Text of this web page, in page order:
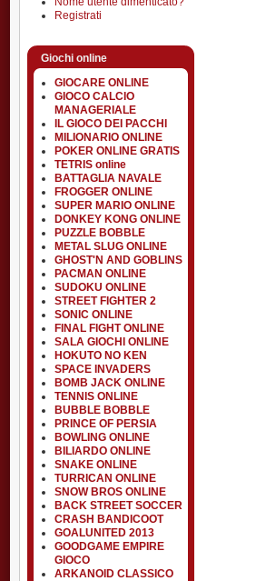
Registrati
Giochi online
GIOCARE ONLINE
GIOCO CALCIO
MANAGERIALE
IL GIOCO DEI PACCHI
MILIONARIO ONLINE
POKER ONLINE GRATIS
TETRIS online
BATTAGLIA NAVALE
FROGGER ONLINE
SUPER MARIO ONLINE
DONKEY KONG ONLINE
PUZZLE BOBBLE
METAL SLUG ONLINE
GHOST'N AND GOBLINS
PACMAN ONLINE
SUDOKU ONLINE
STREET FIGHTER 2
SONIC ONLINE
FINAL FIGHT ONLINE
SALA GIOCHI ONLINE
HOKUTO NO KEN
SPACE INVADERS
BOMB JACK ONLINE
TENNIS ONLINE
BUBBLE BOBBLE
PRINCE OF PERSIA
BOWLING ONLINE
BILIARDO ONLINE
SNAKE ONLINE
TURRICAN ONLINE
SNOW BROS ONLINE
BACK STREET SOCCER
CRASH BANDICOOT
GOALUNITED 2013
GOODGAME EMPIRE
GIOCO
ARKANOID CLASSICO